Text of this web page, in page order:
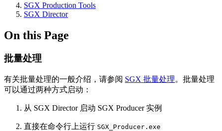
SGX Production Tools
SGX Director
On this Page
批量处理
有关批量处理的一般介绍，请参阅 SGX 批量处理。批量处理
可以通过两种方式启动：
从 SGX Director 启动 SGX Producer 实例
直接在命令行上运行 SGX_Producer.exe